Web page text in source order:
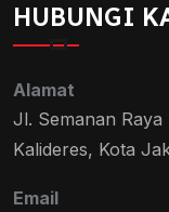
HUBUNGI
Alamat
Jl. Semanan
Kalideres, Kota
Email